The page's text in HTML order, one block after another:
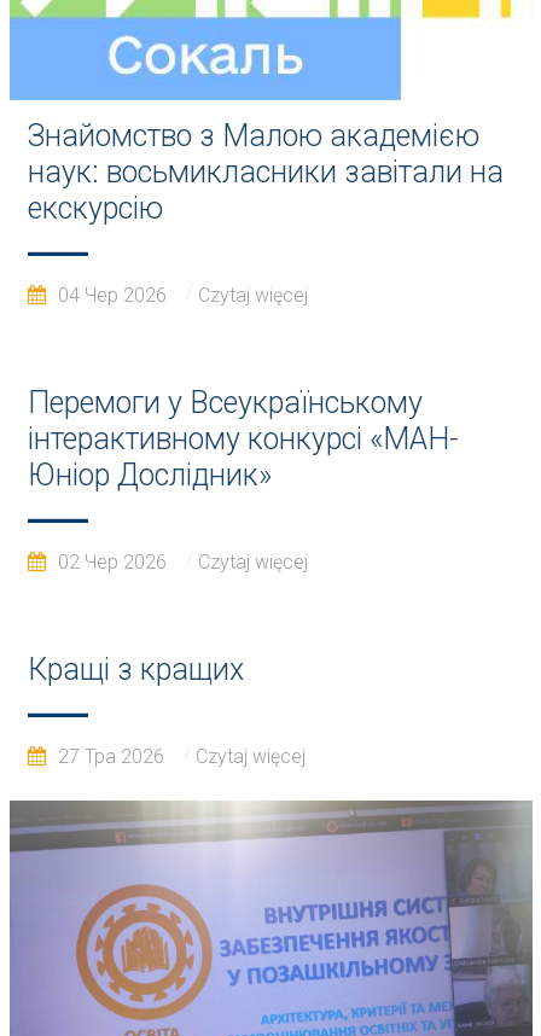
Знайомство з Малою академією
наук: восьмикласники завітали на
екскурсію
04 Чер 2026 Czytaj więcej
Перемоги у Всеукраїнському
інтерактивному конкурсі «МАН-
Юніор Дослідник»
02 Чер 2026 Czytaj więcej
Кращі з кращих
27 Тра 2026 Czytaj więcej